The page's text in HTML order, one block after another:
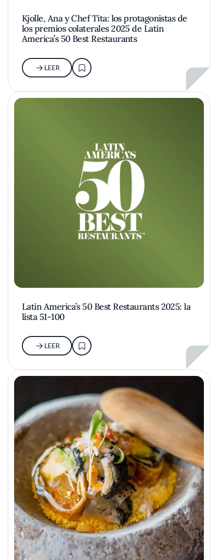
Kjolle, Ana y Chef Tita: los protagonistas de
los premios colaterales 2025 de Latin
America’s 50 Best Restaurants
LEER
Latin America’s 50 Best Restaurants 2025: la
lista 51-100
LEER